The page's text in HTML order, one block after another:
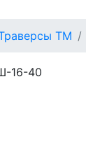
ТМ
16-40